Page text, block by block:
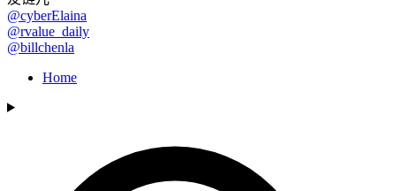
@cyberElaina
@rvalue_daily
@billchenla
Home